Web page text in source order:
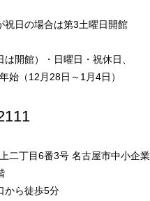
日の場合は第3土曜日開館
開館）・日曜日・祝休日、
始（12月28日～1月4日）
二丁目6番3号 名古屋市中小企
から徒歩5分